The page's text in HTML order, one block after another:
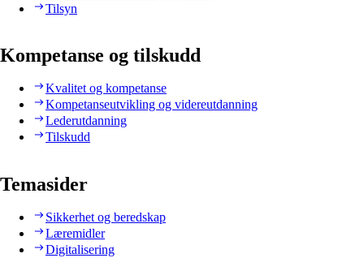
Tilsyn
Kompetanse og tilskudd
Kvalitet og kompetanse
Kompetanseutvikling og videreutdanning
Lederutdanning
Tilskudd
Temasider
Sikkerhet og beredskap
Læremidler
Digitalisering